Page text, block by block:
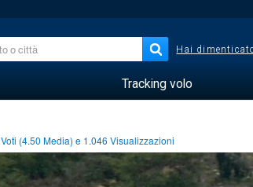
Hai
Tracking volo
Voti (4.50 Media) e 1.046 Visualizzazioni